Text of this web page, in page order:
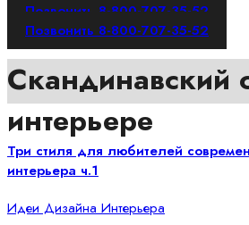
Позвонить 8-800-707-35-52
Позвонить 8-800-707-35-52
Скандинавский
интерьере
Три стиля для любителей
интерьера ч.1
Идеи Дизайна Интерьера